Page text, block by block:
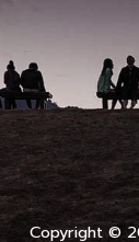
Copyright ©